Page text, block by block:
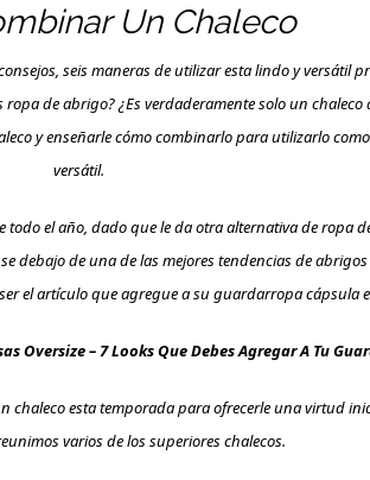
Un Chaleco
seis maneras de utilizar esta lindo y versátil
de abrigo? ¿Es verdaderamente solo un chaleco
y enseñarle cómo combinarlo para utilizarlo
versátil.
todo el año, dado que le da otraalternativade ropa
debajo de una de las mejores tendencias de
el artículo que agregue a su guardarropa cápsula
Oversize – 7 Looks Que Debes Agregar A Tu
chaleco esta temporada para ofrecerle una virtud
varios de los superiores chalecos.